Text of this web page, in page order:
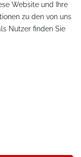
Website und Ihre
zu den von uns
Nutzer finden Sie